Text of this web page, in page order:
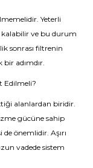
Yeterli
kalabilir ve bu durum
sonrası filtrenin
adımdır.
Edilmeli?
alanlardan biridir.
gücüne sahip
önemlidir. Aşırı
vadede sistem